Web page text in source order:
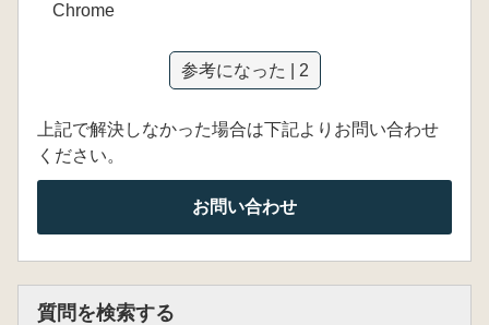
Chrome
参考になった | 2
上記で解決しなかった場合は下記よりお問い合わせ
ください。
お問い合わせ
質問を検索する